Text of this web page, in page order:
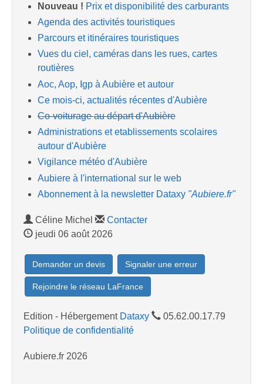
Nouveau ! Prix et disponibilité des carburants
Agenda des activités touristiques
Parcours et itinéraires touristiques
Vues du ciel, caméras dans les rues, cartes
routières
Aoc, Aop, Igp à Aubière et autour
Ce mois-ci, actualités récentes d'Aubière
Co-voiturage au départ d'Aubière
Administrations et etablissements scolaires
autour d'Aubière
Vigilance météo d'Aubière
Aubiere à l'international sur le web
Abonnement à la newsletter Dataxy "Aubiere.fr"
Céline Michel
Contacter
jeudi 06 août 2026
Demander un devis Signaler une erreur
Rejoindre le réseau LaFrance
Edition - Hébergement Dataxy
05.62.00.17.79
Politique de confidentialité
Aubiere.fr 2026